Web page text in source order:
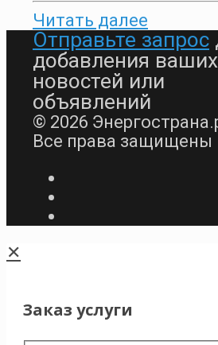
Читать далее
Отправьте запрос
добавления ваших
новостей или
объявлений
© 2026
Все права защищены
✕
Заказ услуги